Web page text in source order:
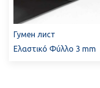
Гумен лист
Ελαστικό Φύλλο 3 mm